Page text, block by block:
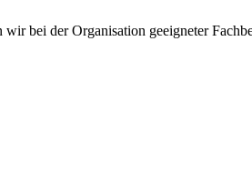
bei der Organisation geeigneter